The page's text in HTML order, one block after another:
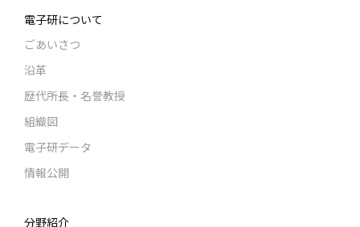
電子研について
ごあいさつ
沿革
歴代所長・名誉教授
組織図
電子研データ
情報公開
分野紹介